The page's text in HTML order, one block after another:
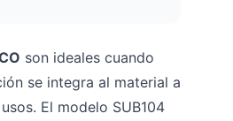
son ideales cuando
se integra al material a
El modelo SUB104